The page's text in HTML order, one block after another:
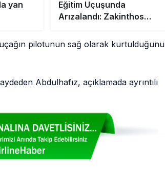
yan
Eğitim Uçuşunda
Arızalandı: Zakinthos
Yaptı
pilotunun sağ olarak kurtulduğunu
Abdulhafız, açıklamada ayrıntılı